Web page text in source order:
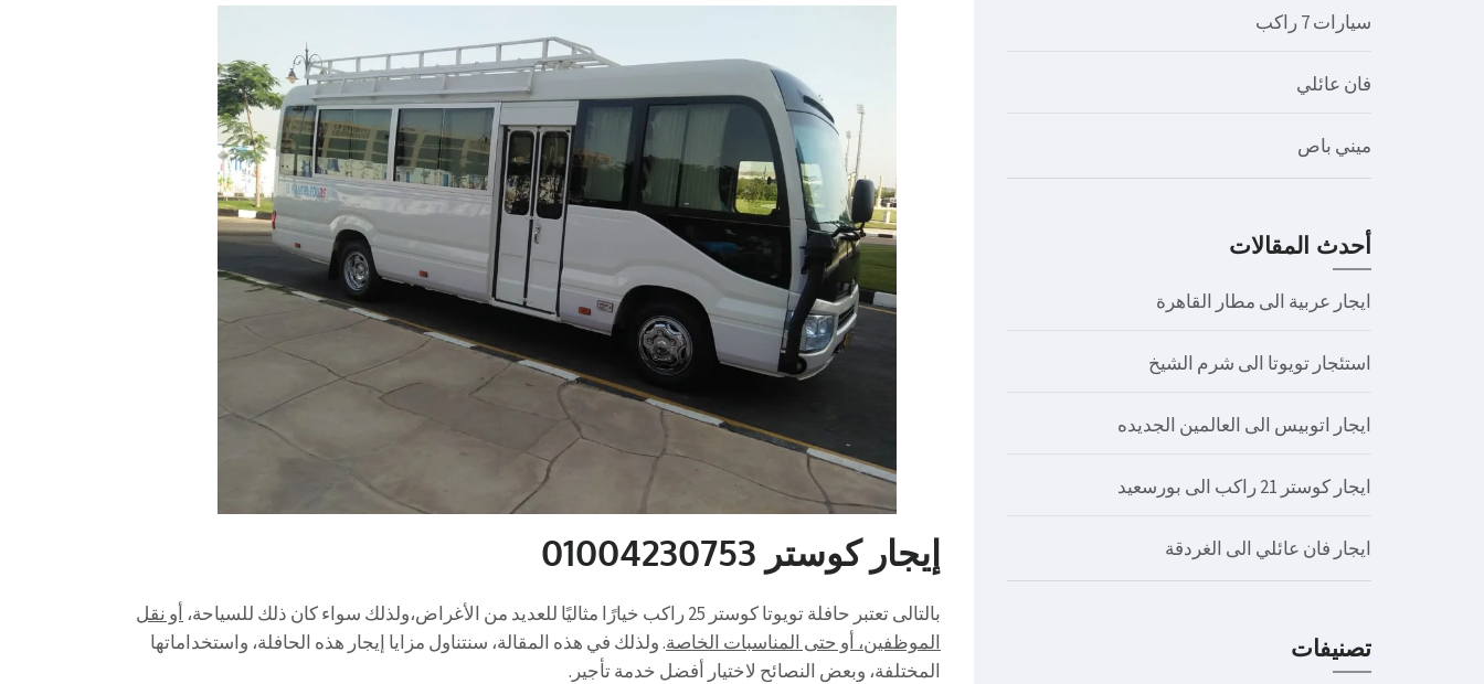
إيجار كوستر 01004230753
بالتالى تعتبر حافلة تويوتا كوستر 25 راكب خيارًا مثاليًا للعديد من الأغراض،ولذلك سواء كان ذلك للسياحة،
أو نقل
الموظفين، أو حتى المناسبات الخاصة. ولذلك في هذه المقالة، سنتناول مزايا إيجار هذه الحافلة، واستخداماتها
المختلفة، وبعض النصائح لاختيار أفضل خدمة تأجير.
سيارات 7 راكب
فان عائلي
ميني باص
أحدث المقالات
ايجار عربية الى مطار القاهرة
استئجار تويوتا الى شرم الشيخ
ايجار اتوبيس الى العالمين الجديده
ايجار كوستر 21 راكب الى بورسعيد
ايجار فان عائلي الى الغردقة
تصنيفات